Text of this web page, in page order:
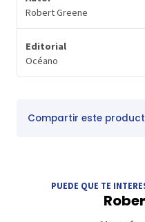
Robert Greene
Editorial
Océano
Compartir este
PUEDE QUE TE